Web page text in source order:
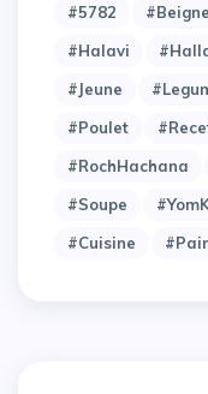
#5782
#Halavi
#Jeune
#Poulet
#RochHachana
#Soupe
#cuisine